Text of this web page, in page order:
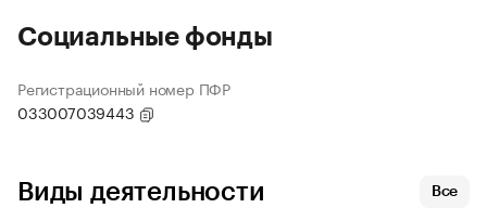
Социальные фонды
Регистрационный номер ПФР
033007039443
Виды деятельности Все